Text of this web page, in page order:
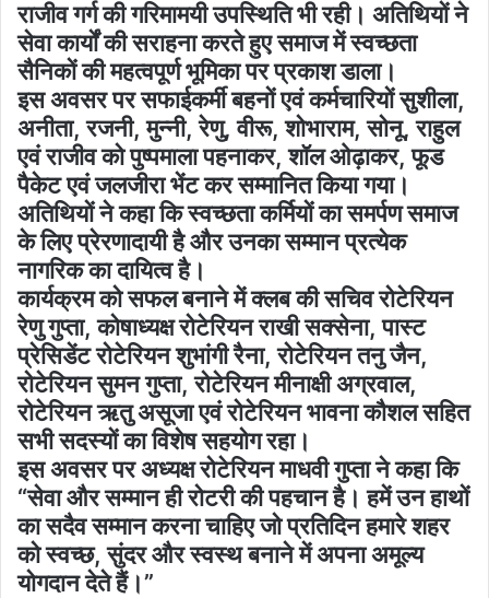
राजीव गर्ग की गरिमामयी उपस्थिति भी रही। अतिथियों ने
सेवा कार्यों की सराहना करते हुए समाज में स्वच्छता
सैनिकों की महत्वपूर्ण भूमिका पर प्रकाश डाला।
इस अवसर पर सफाईकर्मी बहनों एवं कर्मचारियों सुशीला,
अनीता, रजनी, मुन्नी, रेणु, वीरू, शोभाराम, सोनू, राहुल
एवं राजीव को पुष्पमाला पहनाकर, शॉल ओढ़ाकर, फूड
पैकेट एवं जलजीरा भेंट कर सम्मानित किया गया।
अतिथियों ने कहा कि स्वच्छता कर्मियों का समर्पण समाज
के लिए प्रेरणादायी है और उनका सम्मान प्रत्येक
नागरिक का दायित्व है।
कार्यक्रम को सफल बनाने में क्लब की सचिव रोटेरियन
रेणु गुप्ता, कोषाध्यक्ष रोटेरियन राखी सक्सेना, पास्ट
प्रेसिडेंट रोटेरियन शुभांगी रैना, रोटेरियन तनु जैन,
रोटेरियन सुमन गुप्ता, रोटेरियन मीनाक्षी अग्रवाल,
रोटेरियन ऋतु असूजा एवं रोटेरियन भावना कौशल सहित
सभी सदस्यों का विशेष सहयोग रहा।
इस अवसर पर अध्यक्ष रोटेरियन माधवी गुप्ता ने कहा कि
“सेवा और सम्मान ही रोटरी की पहचान है। हमें उन हाथों
का सदैव सम्मान करना चाहिए जो प्रतिदिन हमारे शहर
को स्वच्छ, सुंदर और स्वस्थ बनाने में अपना अमूल्य
योगदान देते हैं।”